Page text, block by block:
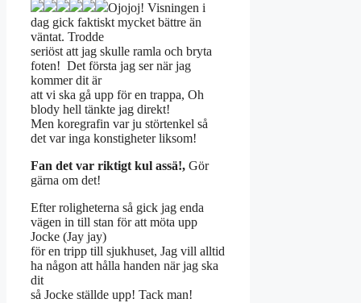
Ojojoj! Visningen i
dag gick faktiskt mycket bättre än
väntat. Trodde
seriöst att jag skulle ramla och bryta
foten! Det första jag ser när jag
kommer dit är
att vi ska gå upp för en trappa, Oh
blody hell tänkte jag direkt!
Men koregrafin var ju störtenkel så
det var inga konstigheter liksom!
Fan det var riktigt kul assä!, Gör
gärna om det!
Efter roligheterna så gick jag enda
vägen in till stan för att möta upp
Jocke (Jay jay)
för en tripp till sjukhuset, Jag vill alltid
ha någon att hålla handen när jag ska
dit
så Jocke ställde upp! Tack man!